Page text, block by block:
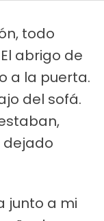
todo
abrigo de
a la puerta.
del sofá.
dejado
junto a mi